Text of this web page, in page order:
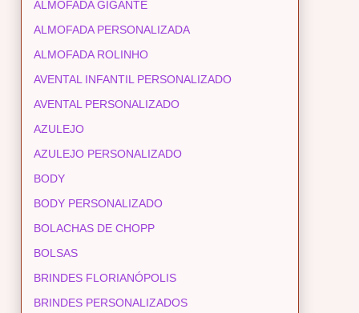
ALMOFADA GIGANTE
ALMOFADA PERSONALIZADA
ALMOFADA ROLINHO
AVENTAL INFANTIL PERSONALIZADO
AVENTAL PERSONALIZADO
AZULEJO
AZULEJO PERSONALIZADO
BODY
BODY PERSONALIZADO
BOLACHAS DE CHOPP
BOLSAS
BRINDES FLORIANÓPOLIS
BRINDES PERSONALIZADOS